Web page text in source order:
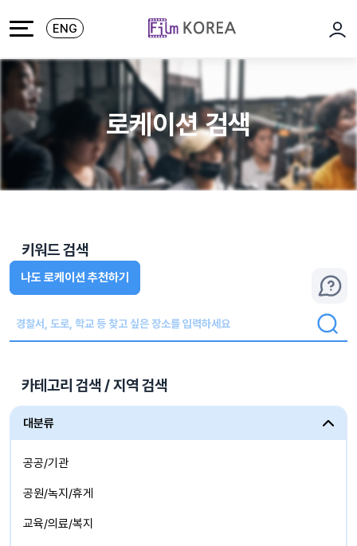
ENG
로
로케이션 검색
키워드 검색
나도 로케이션 추천하기
카테고리 검색 / 지역 검색
대분류
공공/기관
공원/녹지/휴게
교육/의료/복지